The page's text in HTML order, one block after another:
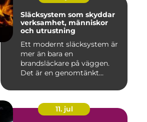
Släcksystem som skyddar
verksamhet, människor
och utrustning
Ett modernt släcksystem är
mer än bara en
brandsläckare på väggen.
Det är en genomtänkt
11. jul